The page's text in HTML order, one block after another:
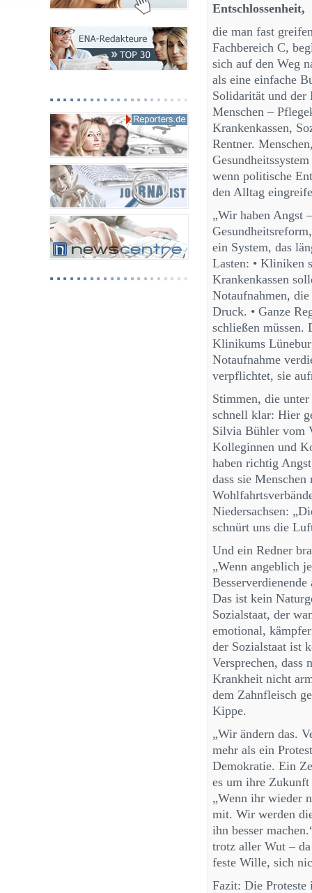
Entschlossenheit,
die man fast
Fachbereich C,
sich auf den Weg
als eine einfache
Solidarität und der
Menschen –
Krankenkassen,
Rentner.
wenn politische
den Alltag
„Wir haben Angst
ein System, das
Lasten: • Kliniken
Krankenkassen
Notaufnahmen,
Druck. • Ganze
schließen müssen.
Klinikums
Notaufnahme
verpflichtet, sie
Stimmen, die
schnell klar: Hier
Silvia Bühler vom
Kolleginnen und
haben richtig
dass sie
Niedersachsen:
schnürt uns die
Und ein Redner
„Wenn angeblich
Das ist kein
Sozialstaat, der
emotional,
der Sozialstaat ist
Versprechen, dass
Krankheit nicht
dem Zahnfleisch
Kippe.
„Wir ändern das.
mehr als ein
Demokratie. Ein
es um ihre
„Wenn ihr wieder
mit. Wir werden
ihn besser
trotz aller Wut –
feste Wille, sich
Fazit: Die Proteste